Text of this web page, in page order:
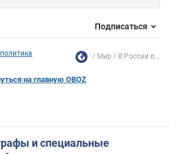
Подписаться
Мир В России в...
на главную OBOZ
и специальные